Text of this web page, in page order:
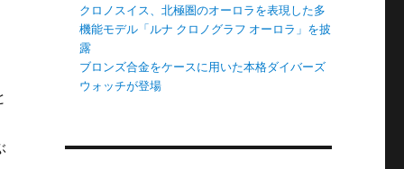
クロノスイス、北極圏のオーロラを表現した多
機能モデル「ルナ クロノグラフ オーロラ」を披
露
ブロンズ合金をケースに用いた本格ダイバーズ
ウォッチが登場